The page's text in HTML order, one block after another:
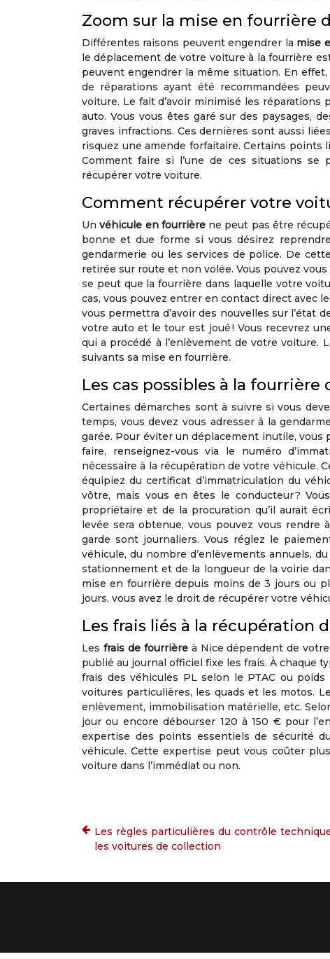
Zoom sur la mise en fourrière
Différentes raisons peuvent engendrer la mise
le déplacement de votre voiture à la fourrière
peuvent engendrer la même situation. En
de réparations ayant été recommandées
voiture. Le fait d’avoir minimisé les
auto. Vous vous êtes garé sur des paysages,
graves infractions. Ces dernières sont aussi
risquez une amende forfaitaire. Certains points
Comment faire si l’une de ces situations se
récupérer votre voiture.
Comment récupérer votre
Unvéhicule en fourrière ne peut pas être
bonne et due forme si vous désirez
gendarmerie ou les services de police. De
retirée sur route et non volée. Vous pouvez
se peut que la fourrière dans laquelle votre
cas, vous pouvez entrer en contact direct avec
vous permettra d’avoir des nouvelles sur l’état
votre auto et le tour est joué ! Vous recevrez
qui a procédé à l’enlèvement de votre voiture.
suivants sa mise en fourrière.
Les cas possibles à la fourrière
Certaines démarches sont à suivre si vous
temps, vous devez vous adresser à la
garée. Pour éviter un déplacement inutile,
faire, renseignez-vous via le numéro
nécessaire à la récupération de votre véhicule.
équipiez du certificat d’immatriculation du
vôtre, mais vous en êtes le conducteur ?
propriétaire et de la procuration qu’il aurait
levée sera obtenue, vous pouvez vous
garde sont journaliers. Vous réglez le
véhicule, du nombre d’enlèvements annuels,
stationnement et de la longueur de la voirie
mise en fourrière depuis moins de 3 jours ou
jours, vous avez le droit de récupérer votre
Les frais liés à la récupération
Les frais de fourrièreà Nice dépendent de
publié au journal officiel fixe les frais. À chaque
frais des véhicules PL selon le PTAC ou
voitures particulières, les quads et les motos.
enlèvement, immobilisation matérielle, etc.
jour ou encore débourser 120 à 150 € pour
expertise des points essentiels de sécurité
véhicule. Cette expertise peut vous coûter
voiture dans l’immédiat ou non.
Les règles particulières du contrôle
les voitures de collection